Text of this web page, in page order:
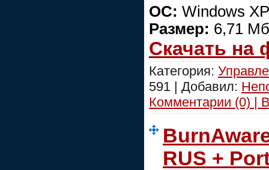
ОС: Windows
Размер: 6,71 Мб
Скачать на
Категория:
591 | Добавил:
Комментарии (0) |
RUS +